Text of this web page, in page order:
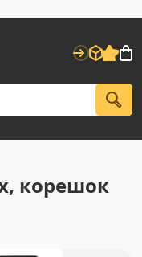
корешок